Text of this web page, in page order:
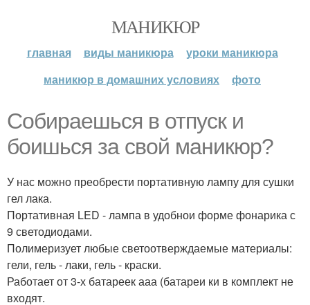
МАНИКЮР
главная виды маникюра
уроки маникюра
маникюр в домашних условиях
фото
Собираешься в отпуск и
боишься за свой маникюр?
У нас можно преобрести портативную лампу для сушки
гел лака.
Портативная LED - лампа в удобнои форме фонарика с
9 светодиодами.
Полимеризует любые светоотверждаемые материалы:
гели, гель - лаки, гель - краски.
Работает от 3-х батареек ааа (батареи ки в комплект не
входят.